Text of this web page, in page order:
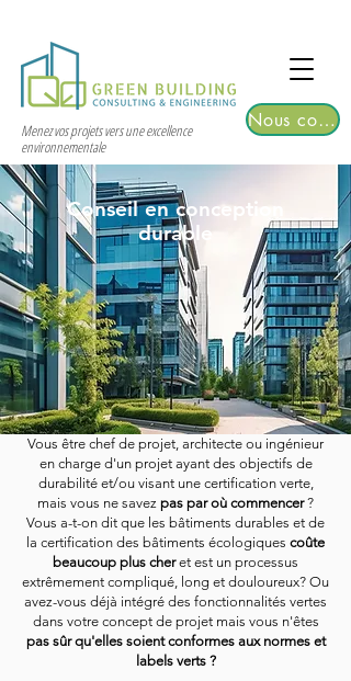
2026 | Registrations are now open!
Menez vos projets vers une excellence
environnementale
Nous contacter
Conseil en conception
durable
Vous être chef de projet, architecte ou ingénieur
en charge d'un projet ayant des objectifs de
durabilité et/ou visant une certification verte,
mais vous ne savez pas par où commencer?
Vous a-t-on dit que les bâtiments durables et de
la certification des bâtiments écologiques coûte
beaucoup plus cheret est un processus
extrêmement compliqué, long et douloureux? Ou
avez-vous déjà intégré des fonctionnalités vertes
dans votre concept de projet mais vous n'êtes
pas sûr qu'elles soient conformes aux normes et
labels verts ?